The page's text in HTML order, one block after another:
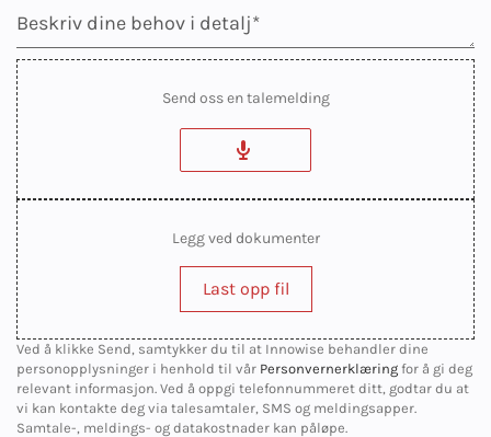
Send oss en talemelding
Legg ved dokumenter
Last opp fil
Ved å klikke Send, samtykker du til at Innowise behandler dine
personopplysninger i henhold til vår Personvernerklæring for å gi deg
relevant informasjon. Ved å oppgi telefonnummeret ditt, godtar du at
vi kan kontakte deg via talesamtaler, SMS og meldingsapper.
Samtale-, meldings- og datakostnader kan påløpe.